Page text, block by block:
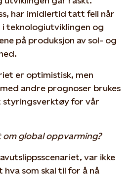
har imidlertid tatt feil når
teknologiutviklingen og
på produksjon av sol- og
er optimistisk, men
andre prognoser brukes
styringsverktøy for vår
om global oppvarming?
var ikke
hva som skal til for å nå